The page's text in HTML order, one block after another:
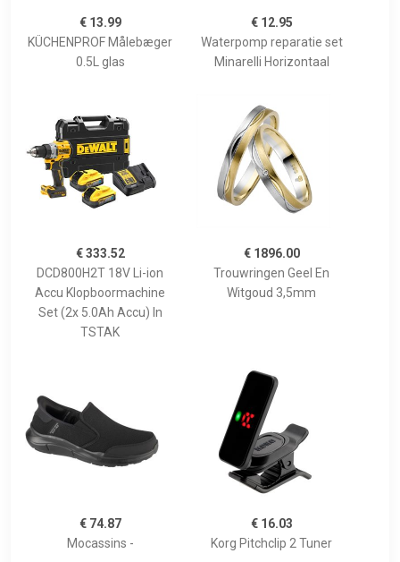
€ 13.99
KÜCHENPROF Målebæger
0.5L glas
€ 12.95
Waterpomp reparatie set
Minarelli Horizontaal
€ 333.52
DCD800H2T 18V Li-ion
Accu Klopboormachine
Set (2x 5.0Ah Accu) In
TSTAK
€ 1896.00
Trouwringen Geel En
Witgoud 3,5mm
€ 74.87
Mocassins -
€ 16.03
Korg Pitchclip 2 Tuner